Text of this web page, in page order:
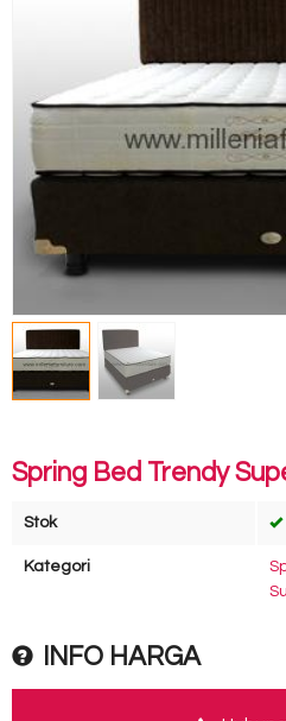
Spring Bed Trendy
Stok
Kategori
INFO HARGA